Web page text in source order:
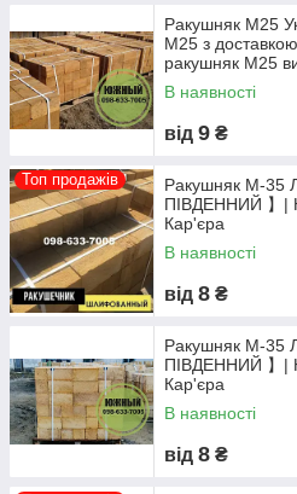
Ми знаємо, що тільки екологічно
ракушнякдозволить досягти
надійному, довговічному
стандарти якості своєї
посередниками і
виробляємо
говорить про високу якість
матеріалу. Більш того він пояснює
ціноутворення.Ціна ракушняку
урахування будь-яких додаткових
Ракушняк М25
М25 з
ракушняк М25
В наявності
від 9 ₴
Топ продажів
Ракушняк М-35
ПІВДЕННИЙ 】|
Кар'єра
В наявності
від 8 ₴
Ракушняк М-35
ПІВДЕННИЙ 】|
Кар'єра
В наявності
від 8 ₴